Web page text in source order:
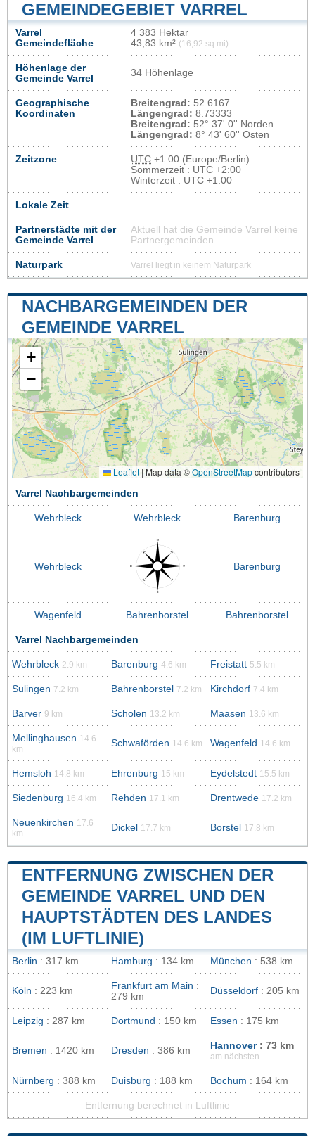
GEMEINDEGEBIET VARREL
Varrel
Gemeindefläche
4 383 Hektar
43,83 km² (16,92 sq mi)
Höhenlage der
Gemeinde Varrel
34 Höhenlage
Geographische
Koordinaten
Breitengrad: 52.6167
Längengrad: 8.73333
Breitengrad: 52° 37' 0'' Norden
Längengrad: 8° 43' 60'' Osten
Zeitzone UTC +1:00 (Europe/Berlin)
Sommerzeit : UTC +2:00
Winterzeit : UTC +1:00
Lokale Zeit
Partnerstädte mit der
Gemeinde Varrel
Aktuell hat die Gemeinde Varrel keine
Partnergemeinden
Naturpark Varrel liegt in keinem Naturpark
NACHBARGEMEINDEN DER
GEMEINDE VARREL
+
−
Leaflet | Map data ©OpenStreetMapcontributors
Varrel Nachbargemeinden
Wehrbleck Wehrbleck Barenburg
Wehrbleck Barenburg
Wagenfeld Bahrenborstel Bahrenborstel
Varrel Nachbargemeinden
Wehrbleck 2.9 km Barenburg 4.6 km Freistatt 5.5 km
Sulingen 7.2 km Bahrenborstel 7.2 km Kirchdorf 7.4 km
Barver 9 km Scholen 13.2 km Maasen 13.6 km
Mellinghausen 14.6
km
Schwaförden 14.6 km Wagenfeld 14.6 km
Hemsloh 14.8 km Ehrenburg 15 km Eydelstedt 15.5 km
Siedenburg 16.4 km Rehden 17.1 km Drentwede 17.2 km
Neuenkirchen 17.6
km
Dickel 17.7 km Borstel 17.8 km
ENTFERNUNG ZWISCHEN DER
GEMEINDE VARREL UND DEN
HAUPTSTÄDTEN DES LANDES
(IM LUFTLINIE)
Berlin : 317 km Hamburg : 134 km München : 538 km
Köln : 223 km Frankfurt am Main :
279 km
Düsseldorf : 205 km
Leipzig : 287 km Dortmund : 150 km Essen : 175 km
Bremen : 1420 km Dresden : 386 km Hannover: 73 km
am nächsten
Nürnberg : 388 km Duisburg : 188 km Bochum : 164 km
Entfernung berechnet in Luftlinie